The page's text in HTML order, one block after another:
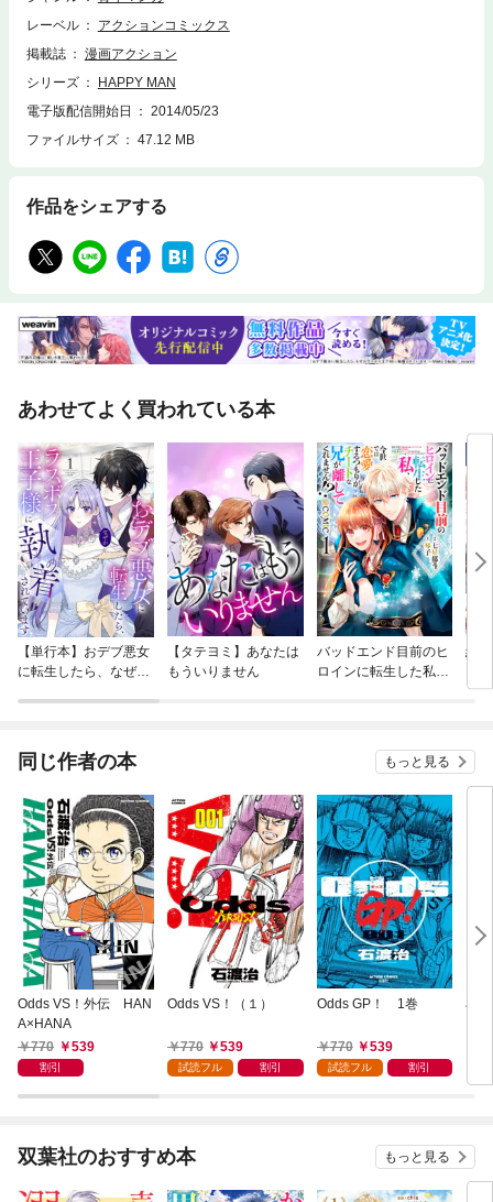
レーベル
アクションコミックス
掲載誌
漫画アクション
シリーズ
HAPPY MAN
電子版配信開始日
2014/05/23
ファイルサイズ
47.12 MB
作品をシェアする
あわせてよく買われている本
【単行本】おデブ悪女
に転生したら、なぜか
【タテヨミ】あなたは
もういりません
バッドエンド目前のヒ
ロインに転生した私、
結
同じ作者の本 もっと見る
Odds VS！外伝 HAN
A×HANA
770
539
割引
Odds VS！（１）
770 539
試読フル 割引
Odds GP！ 1巻
770 539
試読フル 割引
石
双葉社のおすすめ本 もっと見る